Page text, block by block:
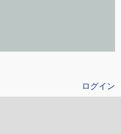
ログイン